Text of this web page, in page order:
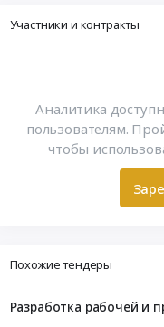
Участники и контракты
Аналитика
пользователям.
чтобы
Похожие тендеры
Разработка рабочей и